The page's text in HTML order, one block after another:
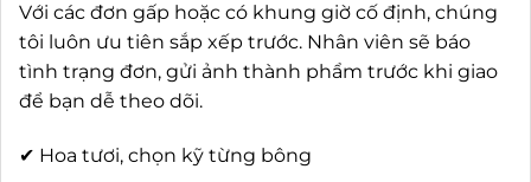
Với các đơn gấp hoặc có khung giờ cố định, chúng
tôi luôn ưu tiên sắp xếp trước. Nhân viên sẽ báo
tình trạng đơn, gửi ảnh thành phẩm trước khi giao
để bạn dễ theo dõi.
✔ Hoa tươi, chọn kỹ từng bông